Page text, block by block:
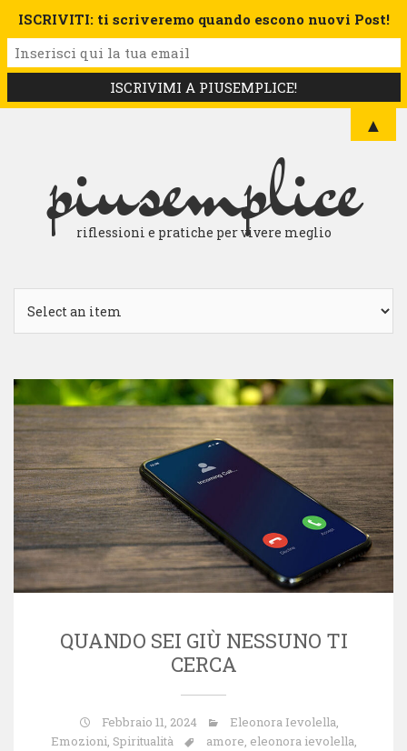
piusemplice
riflessioni e pratiche per vivere meglio
QUANDO SEI GIÙ NESSUNO TI
CERCA
Febbraio 11, 2024 Eleonora Ievolella,
Emozioni, Spiritualità amore, eleonora ievolella,
ISCRIVITI: ti scriveremo quando escono nuovi Post!
▲